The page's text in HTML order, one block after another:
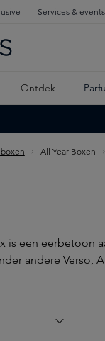
Services & events
Ontdek
All Year Boxen
is een eerbetoon
andere Verso,